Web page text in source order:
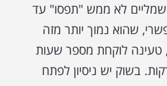
לא ממש "תפסו" עד
שהוא נמוך יותר מזה
טעינה לוקחת מספר שעות
בשוק יש ניסיון לפתח